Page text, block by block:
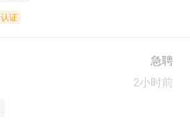
认证
急聘
2小时前